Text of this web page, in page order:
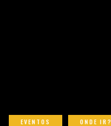
EVENTOS ONDE IR?